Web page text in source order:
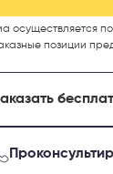
осуществляется
позиции